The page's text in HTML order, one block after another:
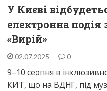
У Києві
електронна подія
«Вирій»
02.07.2025 0
9–10 серпня в
КИТ, що на ВДНГ, під